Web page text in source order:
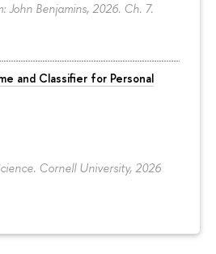
John Benjamins, 2026. Ch. 7.
and Classifier for Personal
Cornell University, 2026